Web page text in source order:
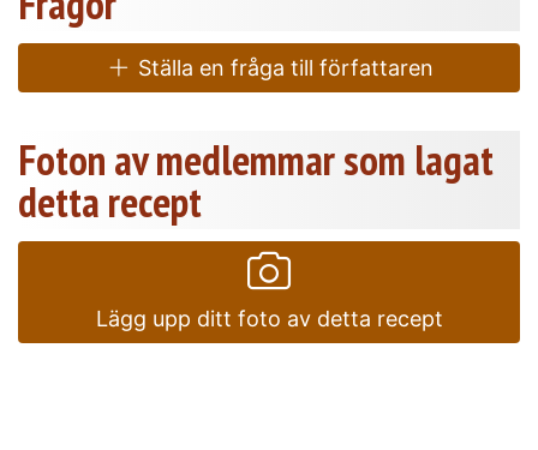
Ställa en fråga till författaren
Foton av medlemmar som lagat
detta recept
Lägg upp ditt foto av detta recept